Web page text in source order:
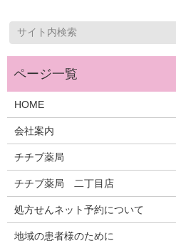
HOME
会社案内
チチブ薬局
チチブ薬局 二丁目店
処方せんネット予約について
地域の患者様のために